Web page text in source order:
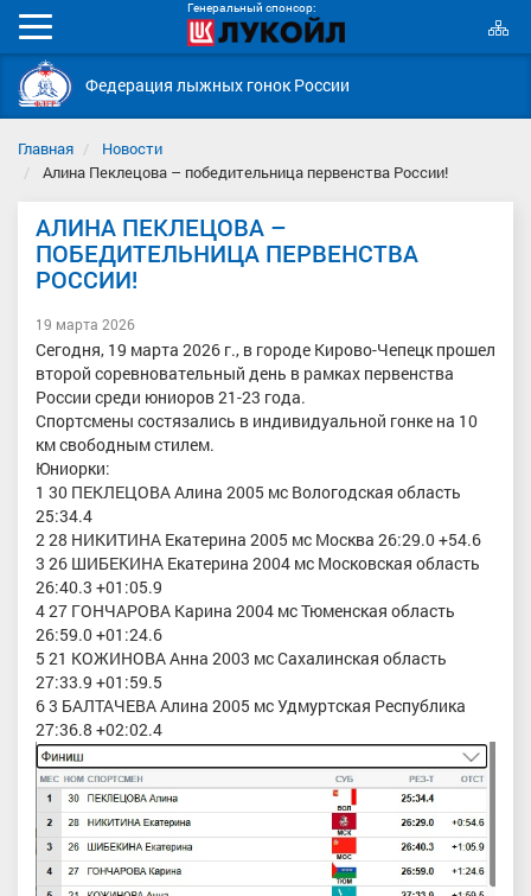
Генеральный спонсор:
Мобильное
меню
Федерация лыжных гонок России
Главная
Новости
Алина Пеклецова – победительница первенства России!
АЛИНА ПЕКЛЕЦОВА –
ПОБЕДИТЕЛЬНИЦА ПЕРВЕНСТВА
РОССИИ!
19 марта 2026
Сегодня, 19 марта 2026 г., в городе Кирово-Чепецк прошел
второй соревновательный день в рамках первенства
России среди юниоров 21-23 года.
Спортсмены состязались в индивидуальной гонке на 10
км свободным стилем.
Юниорки:
1 30 ПЕКЛЕЦОВА Алина 2005 мс Вологодская область
25:34.4
2 28 НИКИТИНА Екатерина 2005 мс Москва 26:29.0 +54.6
3 26 ШИБЕКИНА Екатерина 2004 мс Московская область
26:40.3 +01:05.9
4 27 ГОНЧАРОВА Карина 2004 мс Тюменская область
26:59.0 +01:24.6
5 21 КОЖИНОВА Анна 2003 мс Сахалинская область
27:33.9 +01:59.5
6 3 БАЛТАЧЕВА Алина 2005 мс Удмуртская Республика
27:36.8 +02:02.4